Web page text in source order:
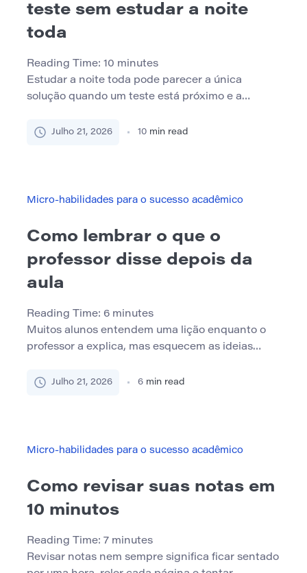
teste sem estudar a noite
toda
Reading Time: 10 minutes
Estudar a noite toda pode parecer a única
solução quando um teste está próximo e a
alunos podem ficar acordados porque
de estudo nem sempre significa mais
Julho 21, 2026 10 min read
Micro-habilidades para o sucesso acadêmico
Como lembrar o que o
professor disse depois da
aula
Reading Time: 6 minutes
Muitos alunos entendem uma lição enquanto o
professor a explica, mas esquecem as ideias
parecer frustrante, especialmente quando o
fazem anotações fracas ou não revisam […]
Julho 21, 2026 6 min read
Micro-habilidades para o sucesso acadêmico
Como revisar suas notas em
10 minutos
Reading Time: 7 minutes
Revisar notas nem sempre significa ficar sentado